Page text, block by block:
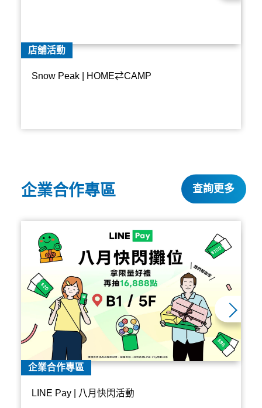
店舖活動
Snow Peak | HOME⇄CAMP
企業合作專區 查詢更多
企業合作專區
LINE Pay | 八月快閃活動